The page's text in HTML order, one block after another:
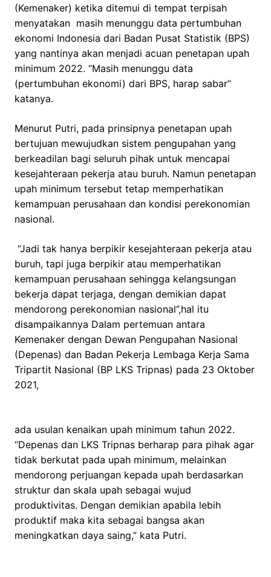
(Kemenaker) ketika ditemui di tempat terpisah
menyatakan masih menunggu data pertumbuhan
ekonomi Indonesia dari Badan Pusat Statistik (BPS)
yang nantinya akan menjadi acuan penetapan upah
minimum 2022. “Masih menunggu data
(pertumbuhan ekonomi) dari BPS, harap sabar”
katanya.
Menurut Putri, pada prinsipnya penetapan upah
bertujuan mewujudkan sistem pengupahan yang
berkeadilan bagi seluruh pihak untuk mencapai
kesejahteraan pekerja atau buruh. Namun penetapan
upah minimum tersebut tetap memperhatikan
kemampuan perusahaan dan kondisi perekonomian
nasional.
“Jadi tak hanya berpikir kesejahteraan pekerja atau
buruh, tapi juga berpikir atau memperhatikan
kemampuan perusahaan sehingga kelangsungan
bekerja dapat terjaga, dengan demikian dapat
mendorong perekonomian nasional”,hal itu
disampaikannya Dalam pertemuan antara
Kemenaker dengan Dewan Pengupahan Nasional
(Depenas) dan Badan Pekerja Lembaga Kerja Sama
Tripartit Nasional (BP LKS Tripnas) pada 23 Oktober
2021,
ada usulan kenaikan upah minimum tahun 2022.
“Depenas dan LKS Tripnas berharap para pihak agar
tidak berkutat pada upah minimum, melainkan
mendorong perjuangan kepada upah berdasarkan
struktur dan skala upah sebagai wujud
produktivitas. Dengan demikian apabila lebih
produktif maka kita sebagai bangsa akan
meningkatkan daya saing,” kata Putri.